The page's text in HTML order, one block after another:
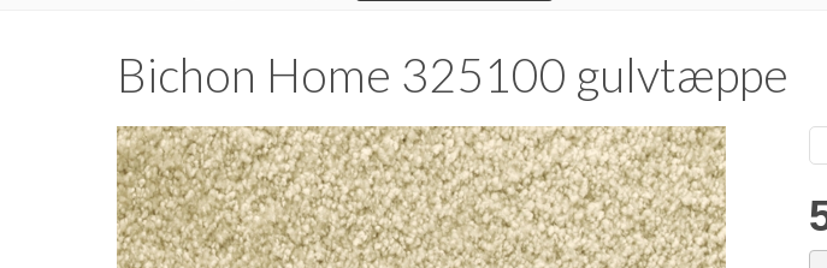
Bichon Home 325100 gulvtæppe